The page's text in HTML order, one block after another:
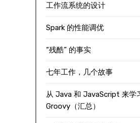
工作流系统的设计
Spark 的性能调优
“残酷” 的事实
七年工作，几个故事
从 Java 和 JavaScript 来学
Groovy（汇总）